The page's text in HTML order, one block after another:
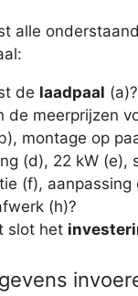
alle
de laadpaal (a)?
de meerprijzen
montage op
(d), 22 kW (e),
(f), aanpassing
(h)?
slot het